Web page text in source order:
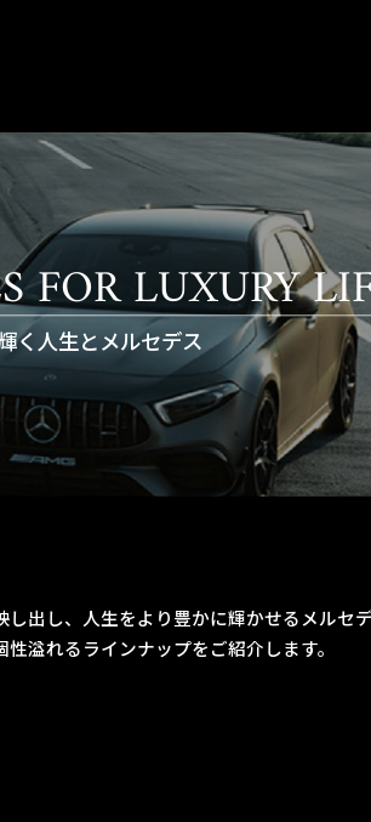
FOR LUXURY
く人生とメルセデス
出し、人生をより豊かに輝かせるメルセデ
溢れるラインナップをご紹介します。